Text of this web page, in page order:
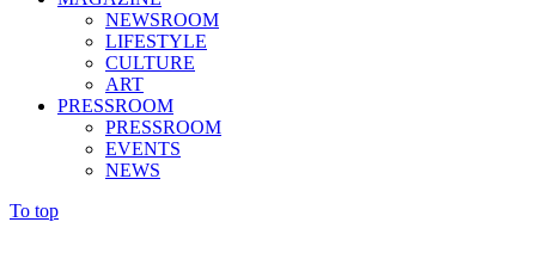
NEWSROOM
LIFESTYLE
CULTURE
ART
PRESSROOM
PRESSROOM
EVENTS
NEWS
To top